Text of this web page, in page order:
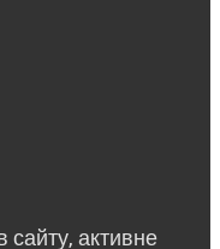
сайту, активне